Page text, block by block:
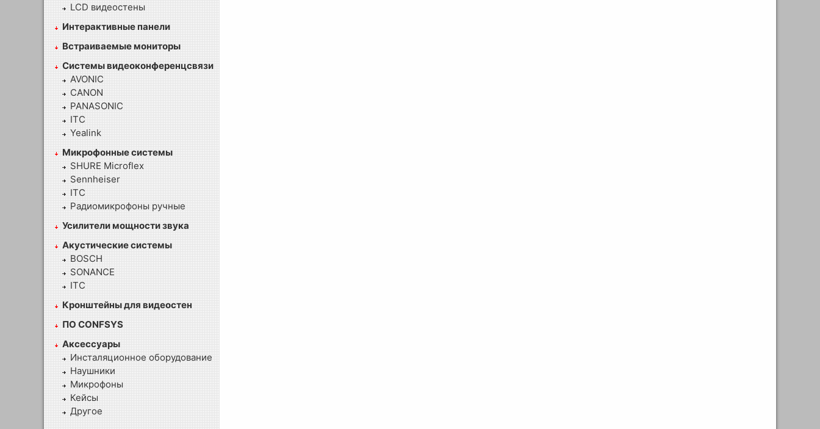
LCD видеостены
Интерактивные панели
Встраиваемые мониторы
Системы видеоконференцсвязи
AVONIC
CANON
PANASONIC
ITC
Yealink
Микрофонные системы
SHURE Microflex
Sennheiser
ITC
Радиомикрофоны ручные
Усилители мощности звука
Акустические системы
BOSCH
SONANCE
ITC
Кронштейны для видеостен
ПО CONFSYS
Аксессуары
Инсталяционное оборудование
Наушники
Микрофоны
Кейсы
Другое